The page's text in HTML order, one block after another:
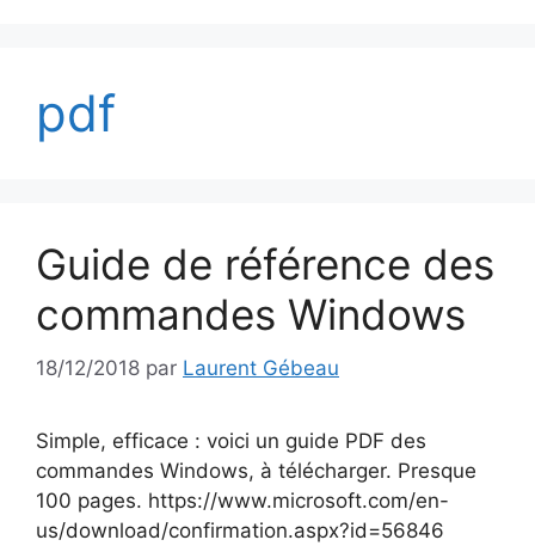
pdf
Guide de référence des
commandes Windows
18/12/2018 par Laurent Gébeau
Simple, efficace : voici un guide PDF des
commandes Windows, à télécharger. Presque
100 pages. https://www.microsoft.com/en-
us/download/confirmation.aspx?id=56846